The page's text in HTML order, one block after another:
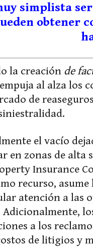
simplista
obtener
la creación de
al alza los
de
el vacío
en zonas de
Insurance
recurso, asume
atención a las
Adicionalmente,
a los
de litigios y